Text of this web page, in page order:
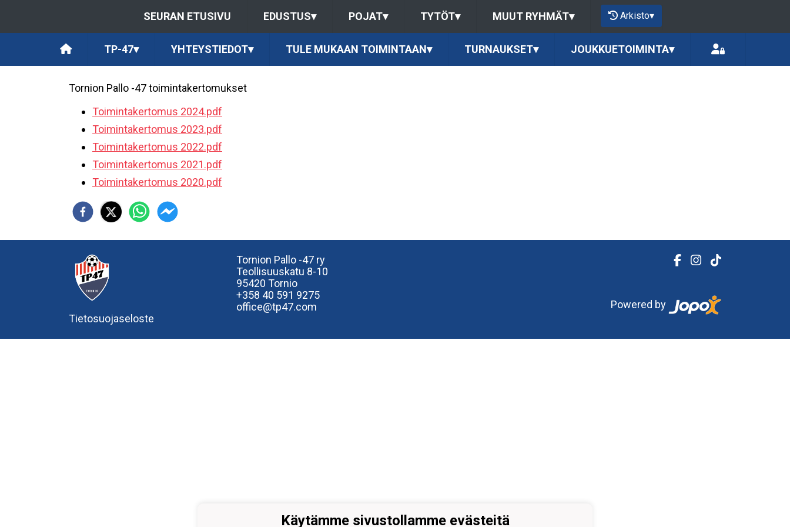
SEURAN ETUSIVU EDUSTUS▾ POJAT▾ TYTÖT▾ MUUT RYHMÄT▾ Arkisto▾
TP-47▾ YHTEYSTIEDOT▾ TULE MUKAAN TOIMINTAAN▾ TURNAUKSET▾ JOUKKUETOIMINTA▾
Tornion Pallo -47 toimintakertomukset
Toimintakertomus 2024.pdf
Toimintakertomus 2023.pdf
Toimintakertomus 2022.pdf
Toimintakertomus 2021.pdf
Toimintakertomus 2020.pdf
Tietosuojaseloste
Tornion Pallo -47 ry
Teollisuuskatu 8-10
95420 Tornio
+358 40 591 9275
office@tp47.com
Powered by
Käytämme sivustollamme evästeitä